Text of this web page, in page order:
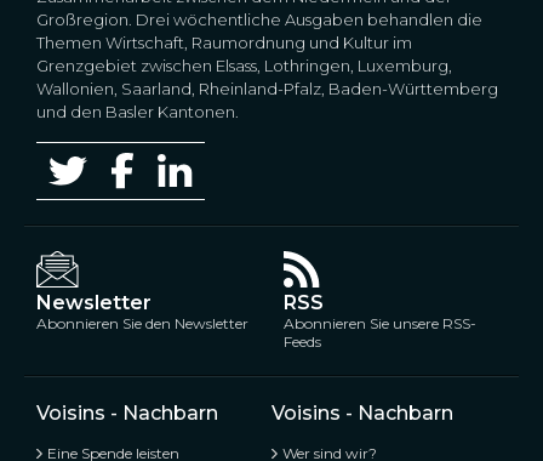
Großregion. Drei wöchentliche Ausgaben behandlen die
Themen Wirtschaft, Raumordnung und Kultur im
Grenzgebiet zwischen Elsass, Lothringen, Luxemburg,
Wallonien, Saarland, Rheinland-Pfalz, Baden-Württemberg
und den Basler Kantonen.
Newsletter
Abonnieren Sie den Newsletter
RSS
Abonnieren Sie unsere RSS-
Feeds
Voisins - Nachbarn
Eine Spende leisten
Voisins - Nachbarn
Wer sind wir?